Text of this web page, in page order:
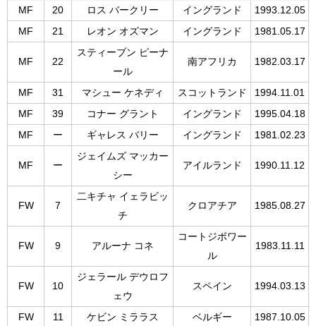
MF
20 ロス バークリー イングランド
1993.12.05
MF
21 レオン オズマン イングランド 1981.05.17
MF 22
スティーブン ピーナ
ール
南アフリカ 1982.03.17
MF 31 マシュー ケネディ スコットランド
1994.11.01
MF
39 コナー グラント イングランド
1995.04.18
MF
ー ギャレス バリー イングランド 1981.02.23
MF ー
ジェイムズ マッカー
シー
アイルランド 1990.11.12
FW 7
二キチャ イェラビッ
チ
クロアチア 1985.08.27
FW 9 アルーナ コネ
コートジボワー
ル
1983.11.11
FW 10
ジェラール デウロフ
ェウ
スペイン 1994.03.13
FW 11 ケビン ミララス ベルギー 1987.10.05